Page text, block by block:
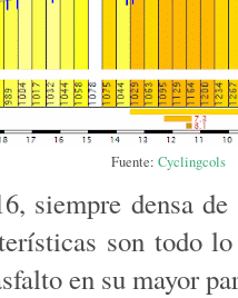
Fuente: Cyclingcols
siempre densa
son todo
en su mayor